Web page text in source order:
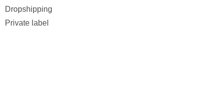
Dropshipping
Private label